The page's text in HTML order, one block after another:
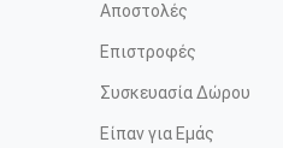
Αποστολές
Επιστροφές
Συσκευασία Δώρου
Είπαν για Εμάς